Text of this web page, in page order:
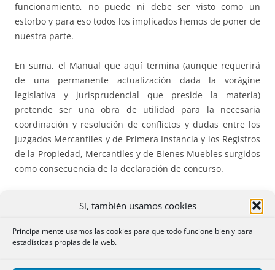
Sí, también usamos cookies
Principalmente usamos las cookies para que todo funcione bien y para
estadísticas propias de la web.
funcionamiento, no puede ni debe ser visto como un
estorbo y para eso todos los implicados hemos de poner de
nuestra parte.
En suma, el Manual que aquí termina (aunque requerirá
de una permanente actualización dada la vorágine
legislativa y jurisprudencial que preside la materia)
pretende ser una obra de utilidad para la necesaria
coordinación y resolución de conflictos y dudas entre los
Juzgados Mercantiles y de Primera Instancia y los Registros
de la Propiedad, Mercantiles y de Bienes Muebles surgidos
como consecuencia de la declaración de concurso.
Nota a la Segunda Edición
La publicación del Real Decreto Legislativo 1/2020, de 5 de
mayo, por el que se aprueba el Texto Refundido de la Ley